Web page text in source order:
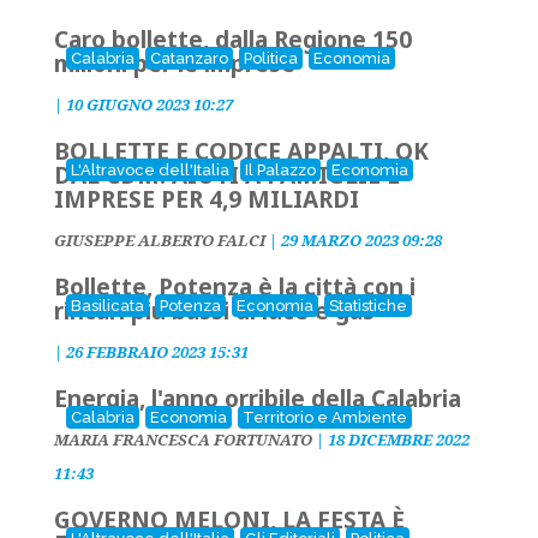
Calabria Catanzaro Politica Economia
Caro bollette, dalla Regione 150
milioni per le imprese
| 10 GIUGNO 2023 10:27
L'Altravoce dell'Italia Il Palazzo Economia
BOLLETTE E CODICE APPALTI, OK
DAL CDM: AIUTI A FAMIGLIE E
IMPRESE PER 4,9 MILIARDI
GIUSEPPE ALBERTO FALCI| 29 MARZO 2023 09:28
Basilicata Potenza Economia Statistiche
Bollette, Potenza è la città con i
rincari più bassi di luce e gas
| 26 FEBBRAIO 2023 15:31
Calabria Economia Territorio e Ambiente
Energia, l'anno orribile della Calabria
MARIA FRANCESCA FORTUNATO| 18 DICEMBRE 2022
11:43
GOVERNO MELONI, LA FESTA È